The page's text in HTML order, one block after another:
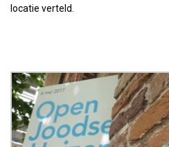
locatie verteld.